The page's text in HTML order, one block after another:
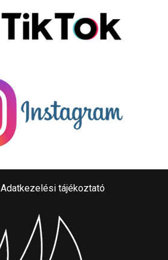
Adatkezelési tájékoztató